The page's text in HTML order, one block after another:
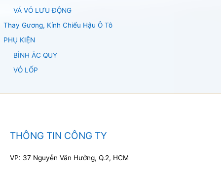
VÁ VỎ LƯU ĐỘNG
Thay Gương, Kính Chiếu Hậu Ô Tô
PHỤ KIỆN
BÌNH ẮC QUY
VỎ LỐP
THÔNG TIN CÔNG TY
VP: 37 Nguyễn Văn Hưởng, Q.2, HCM